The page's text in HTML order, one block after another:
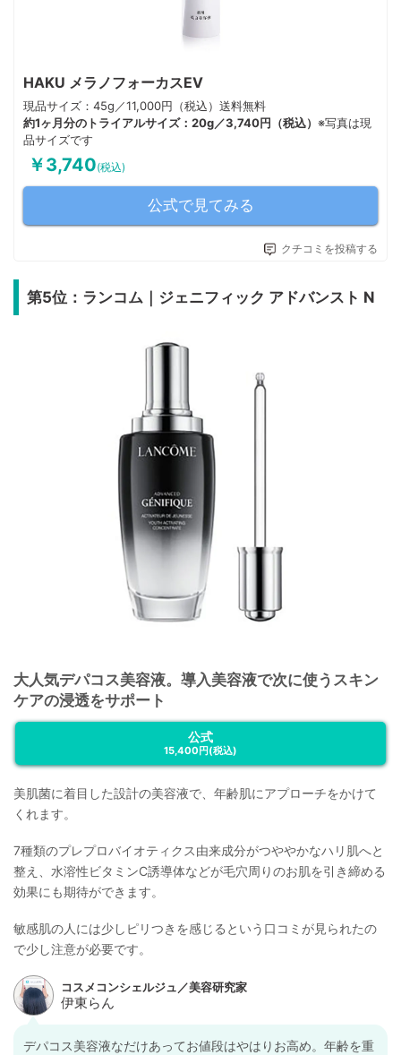
HAKU メラノフォーカスEV
現品サイズ：45g／11,000円（税込）送料無料
約1ヶ月分のトライアルサイズ：20g／3,740円（税込） ※写真は現
品サイズです
￥3,740(税込)
公式で見てみる
クチコミを投稿する
第5位：ランコム｜ジェニフィック アドバンスト N
大人気デパコス美容液。導入美容液で次に使うスキン
ケアの浸透をサポート
公式
15,400円(税込)
美肌菌に着目した設計の美容液で、年齢肌にアプローチをかけて
くれます。
7種類のプレプロバイオティクス由来成分がつややかなハリ肌へと
整え、水溶性ビタミンC誘導体などが毛穴周りのお肌を引き締める
効果にも期待ができます。
敏感肌の人には少しピリつきを感じるという口コミが見られたの
で少し注意が必要です。
デパコス美容液なだけあってお値段はやはりお高め。年齢を重